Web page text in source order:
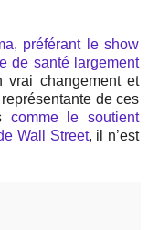
préférant le show
de santé largement
vrai changement et
de ces
comme le soutient
Wall Street, il n’est